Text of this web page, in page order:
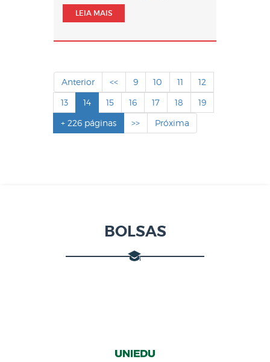
LEIA MAIS
Anterior << 9 10 11
12
13
14 15 16 17 18
19
+ 226 páginas
>> Próxima
BOLSAS